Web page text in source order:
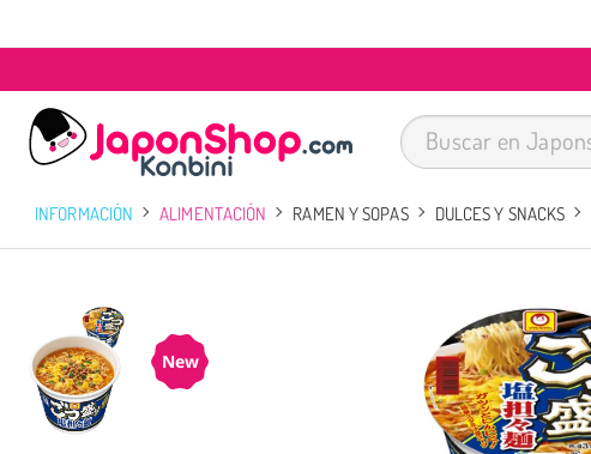
INFORMACIÓN ALIMENTACIÓN RAMEN Y SOPAS DULCES Y SNACKS
New